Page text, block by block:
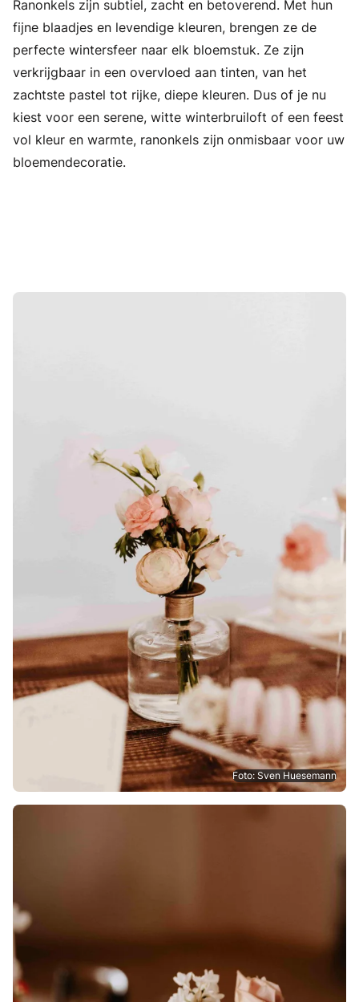
Ranonkels zijn subtiel, zacht en betoverend. Met hun
fijne blaadjes en levendige kleuren, brengen ze de
perfecte wintersfeer naar elk bloemstuk. Ze zijn
verkrijgbaar in een overvloed aan tinten, van het
zachtste pastel tot rijke, diepe kleuren. Dus of je nu
kiest voor een serene, witte winterbruiloft of een feest
vol kleur en warmte, ranonkels zijn onmisbaar voor uw
bloemendecoratie.
Foto: Sven Huesemann